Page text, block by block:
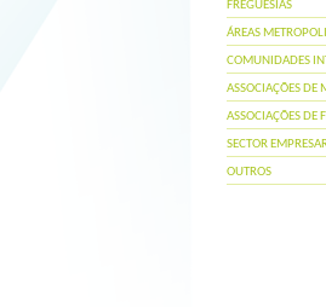
FREGUESIAS
ÁREAS
COMUNIDADES
ASSOCIAÇÕES DE
ASSOCIAÇÕES DE
SECTOR
OUTROS